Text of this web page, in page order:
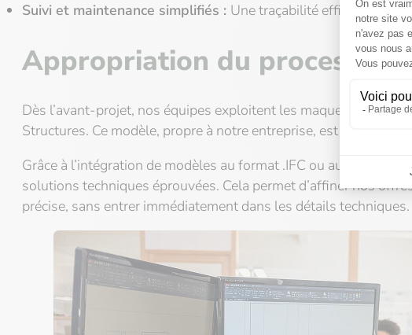
Suivi et maintenance simplifiés : Une traçabilité efficace tout
Appropriation du processus
Dès l’avant-projet, nos équipes exploitent les maquettes BIM
Structures. Ce modèle, propre à notre entreprise, est conçu
Grâce à l’intégration de modèles au format .IFC ou autres,
solutions techniques éprouvées. Cela permet d’affiner nos
précise, sans entrer immédiatement dans les détails techniques.